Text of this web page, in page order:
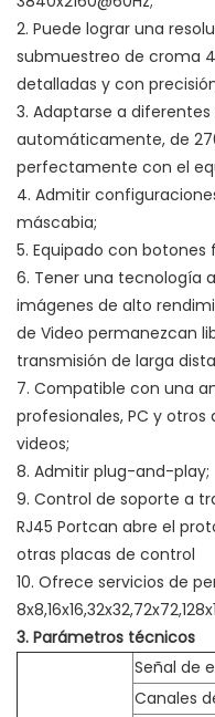
2. Puede lograr una
submuestreo de croma
detalladas y con
3. Adaptarse a diferentes
automáticamente, de
perfectamente con el
4. Admitir
máscabia;
5. Equipado con botones
6. Tener una tecnología
imágenes de alto
de Video permanezcan
transmisión de larga
7. Compatible con una
profesionales, PC y
videos;
8. Admitir plug-and-play;
9. Control de soporte a
RJ45 Portcan abre el
otras placas de control
10. Ofrece servicios de
3. Parámetros técnicos
Señal de
Canales